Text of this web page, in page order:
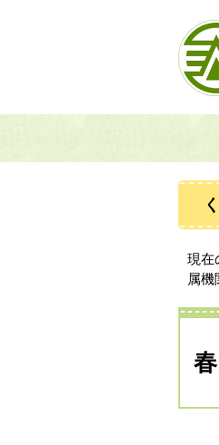
現在
属機